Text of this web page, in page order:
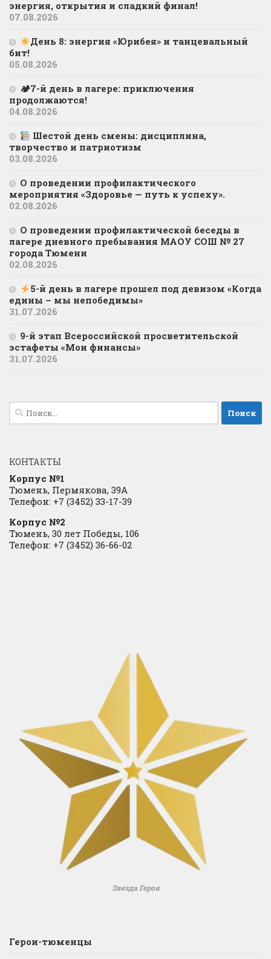
энергия, открытия и сладкий финал!
07.08.2026
День 8: энергия «Юрибея» и танцевальный
бит!
05.08.2026
🏕7-й день в лагере: приключения
продолжаются!
04.08.2026
Шестой день смены: дисциплина,
творчество и патриотизм
03.08.2026
О проведении профилактического
мероприятия «Здоровье — путь к успеху».
02.08.2026
О проведении профилактической беседы в
лагере дневного пребывания МАОУ СОШ № 27
города Тюмени
02.08.2026
5-й день в лагере прошел под девизом «Когда
едины – мы непобедимы»
31.07.2026
9-й этап Всероссийской просветительской
эстафеты «Мои финансы»
31.07.2026
Найти:
КОНТАКТЫ
Корпус №1
Тюмень, Пермякова, 39А
Телефон: +7 (3452) 33-17-39
Корпус №2
Тюмень, 30 лет Победы, 106
Телефон: +7 (3452) 36-66-02
Звезда Героя
Герои-тюменцы